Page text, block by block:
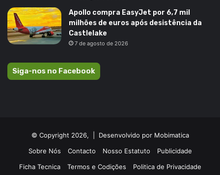
Apollo compra EasyJet por 6,7 mil
milhões de euros após desistência da
Castlelake
7 de agosto de 2026
Siga-nos no Facebook
© Copyright 2026, | Desenvolvido por Mobimatica
Sobre Nós
Contacto Nosso Estatuto
Publicidade
Ficha Tecnica
Termos e Codições Politica de Privacidade